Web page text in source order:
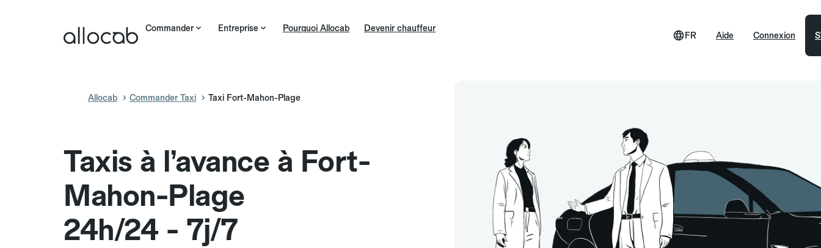
Commander Entreprise Pourquoi Allocab Devenir chauffeur
Aide
FR Connexion
Allocab Commander Taxi Taxi Fort-Mahon-Plage
Taxis à l’avance à Fort-
Mahon-Plage
24h/24 - 7j/7